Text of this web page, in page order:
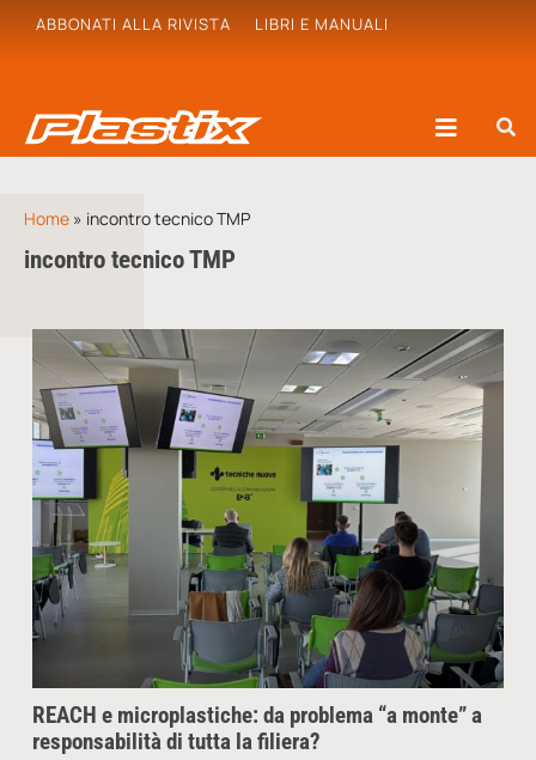
ABBONATI ALLA RIVISTA LIBRI E MANUALI
Home » incontro tecnico TMP
incontro tecnico TMP
REACH e microplastiche: da problema “a monte” a
responsabilità di tutta la filiera?